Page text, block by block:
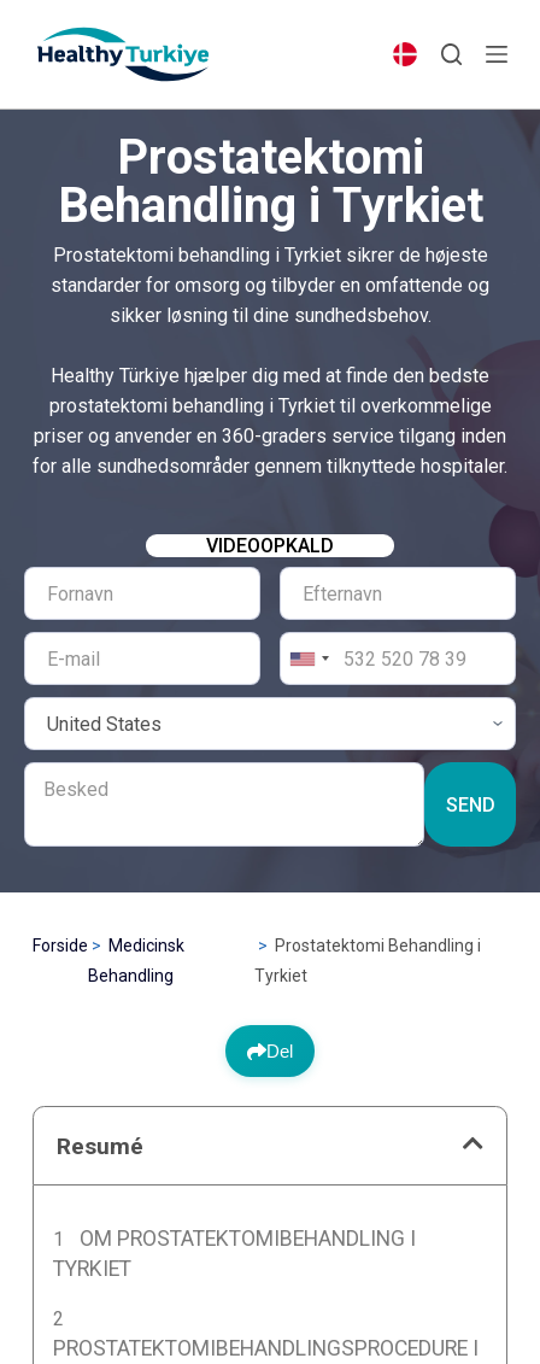
p
Prostatektomi
Behandling i Tyrkiet
Prostatektomi behandling i Tyrkiet sikrer de højeste
standarder for omsorg og tilbyder en omfattende og
sikker løsning til dine sundhedsbehov.
Healthy Türkiye hjælper dig med at finde den bedste
prostatektomi behandling i Tyrkiet til overkommelige
priser og anvender en 360-graders service tilgang inden
for alle sundhedsområder gennem tilknyttede hospitaler.
VIDEOOPKALD
SEND
Forside
Medicinsk
Behandling
Prostatektomi Behandling i
Tyrkiet
Del
Resumé
OM PROSTATEKTOMIBEHANDLING I
TYRKIET
PROSTATEKTOMIBEHANDLINGSPROCEDURE I